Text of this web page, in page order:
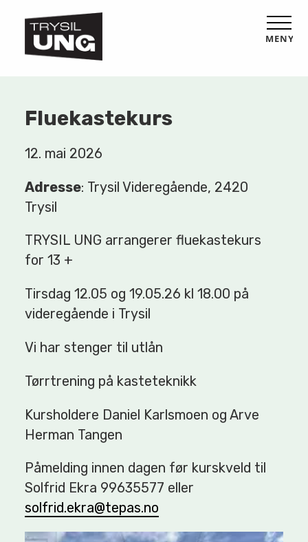
MENY
Fluekastekurs
12. mai 2026
Adresse: Trysil Videregående, 2420
Trysil
TRYSIL UNG arrangerer fluekastekurs
for 13 +
Tirsdag 12.05 og 19.05.26 kl 18.00 på
videregående i Trysil
Vi har stenger til utlån
Tørrtrening på kasteteknikk
Kursholdere Daniel Karlsmoen og Arve
Herman Tangen
Påmelding innen dagen før kurskveld til
Solfrid Ekra 99635577 eller
solfrid.ekra@tepas.no